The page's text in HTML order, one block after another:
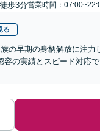
歩3分営業時間：
る
の早期の身柄解放に注
の実績とスピード対応